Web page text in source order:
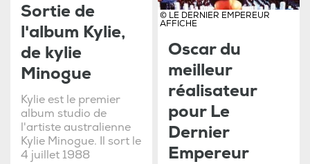
Sortie de
l'album Kylie,
de kylie
Minogue
Kylie est le premier
album studio de
l'artiste australienne
Kylie Minogue. Il sort le
4 juillet 1988
© LE DERNIER EMPEREUR
AFFICHE
Oscar du
meilleur
réalisateur
pour Le
Dernier
Empereur